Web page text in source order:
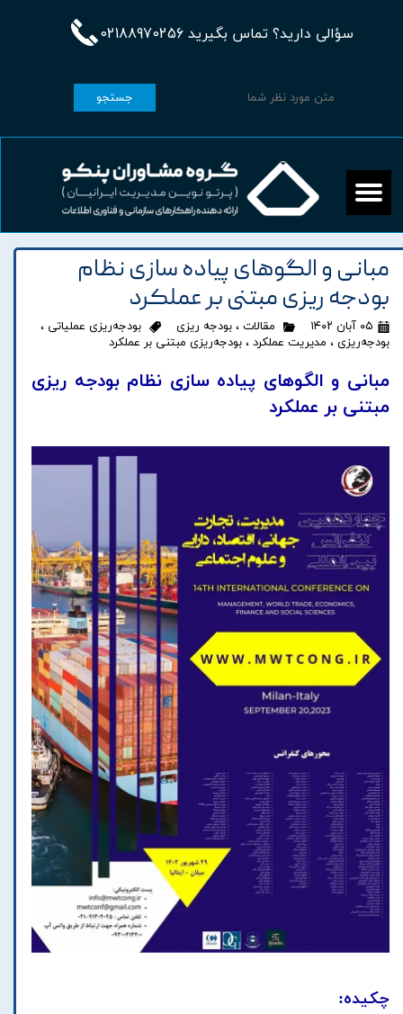
سؤالی دارید؟ تماس بگیرید 02188970256
جستجو
مبانی و الگوهای پیاده سازی نظام
بودجه ریزی مبتنی بر عملکرد
۰۵ آبان ۱۴۰۲ مقالات ، بودجه ریزی بودجه‌ریزی عملیاتی ،
بودجه‌ریزی ، مدیریت عملکرد ، بودجه‌ریزی مبتنی بر عملکرد
مبانی و الگوهای پیاده سازی نظام بودجه ریزی
مبتنی بر عملکرد
چکیده: